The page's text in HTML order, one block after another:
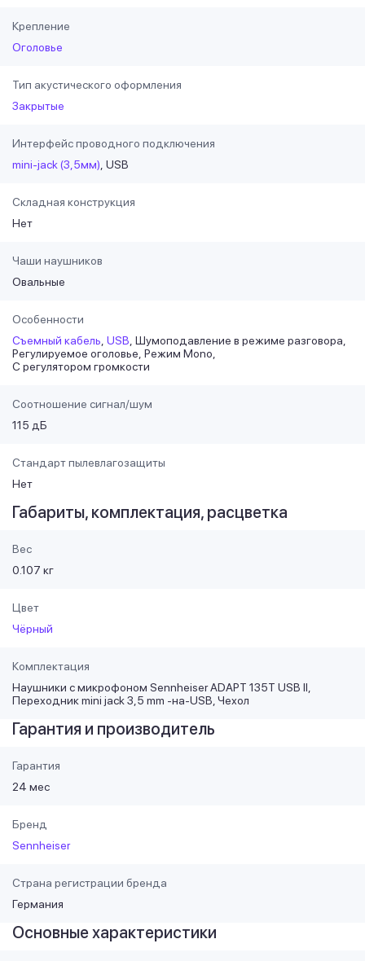
Крепление
Оголовье
Тип акустического оформления
Закрытые
Интерфейс проводного подключения
mini-jack (3,5мм) USB
Складная конструкция
Нет
Чаши наушников
Овальные
Особенности
Съемный кабель USB Шумоподавление в режиме разговора
Регулируемое оголовье Режим Mono
С регулятором громкости
Соотношение сигнал/шум
115 дБ
Стандарт пылевлагозащиты
Нет
Габариты, комплектация, расцветка
Вес
0.107 кг
Цвет
Чёрный
Комплектация
Наушники с микрофоном Sennheiser ADAPT 135T USB II,
Переходник mini jack 3,5 mm -на-USB, Чехол
Гарантия и производитель
Гарантия
24 мес
Бренд
Sennheiser
Страна регистрации бренда
Германия
Основные характеристики